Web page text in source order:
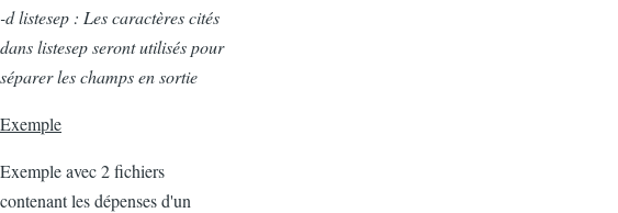
-d listesep : Les caractères cités
dans listesep seront utilisés pour
séparer les champs en sortie
Exemple
Exemple avec 2 fichiers
contenant les dépenses d'un